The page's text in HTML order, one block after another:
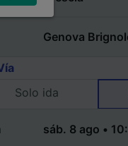
Solo ida